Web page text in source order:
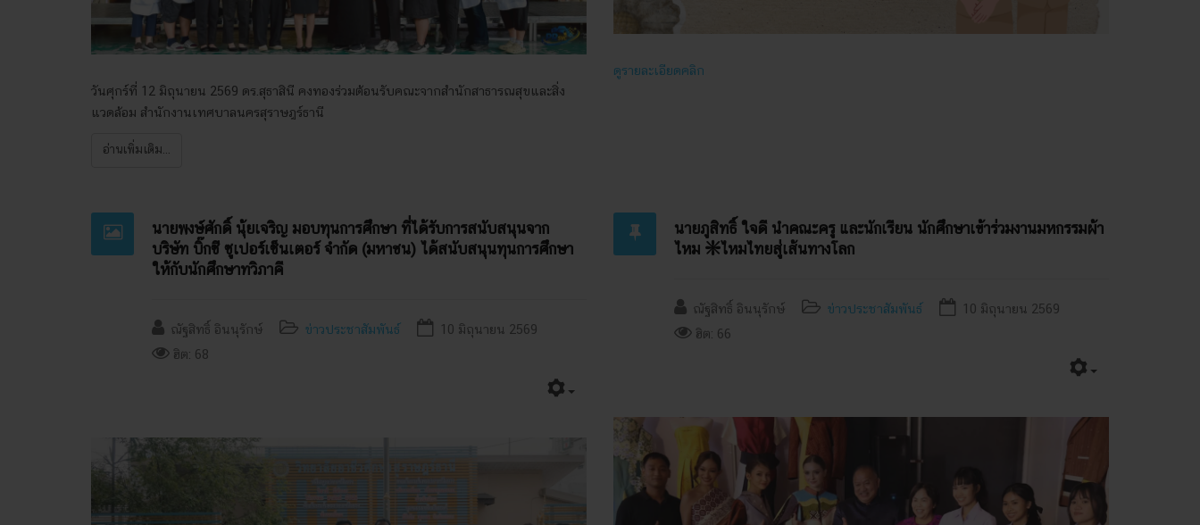
วันศุกร์ที่ 12 มิถุนายน 2569 ดร.สุธาสินี คงทองร่วมต้อนรับคณะจากสำนักสาธารณสุขและสิ่ง
แวดล้อม สำนักงานเทศบาลนครสุราษฎร์ธานี
อ่านเพิ่มเติม...
ดูรายละเอียดคลิก
นายพงษ์ศักดิ์ นุ้ยเจริญ มอบทุนการศึกษา ที่ได้รับการสนับสนุนจาก
บริษัท บิ๊กซี ซูเปอร์เซ็นเตอร์ จำกัด (มหาชน) ได้สนับสนุนทุนการศึกษา
ให้กับนักศึกษาทวิภาคี
ณัฐสิทธิ์ อินนุรักษ์ ข่าวประชาสัมพันธ์
10 มิถุนายน 2569
ฮิต: 68
นายภูสิทธิ์ ใจดี นำคณะครู และนักเรียน นักศึกษาเข้าร่วมงานมหกรรมผ้า
ไหม ❇️ไหมไทยสู่เส้นทางโลก
ณัฐสิทธิ์ อินนุรักษ์ ข่าวประชาสัมพันธ์
10 มิถุนายน 2569
ฮิต: 66